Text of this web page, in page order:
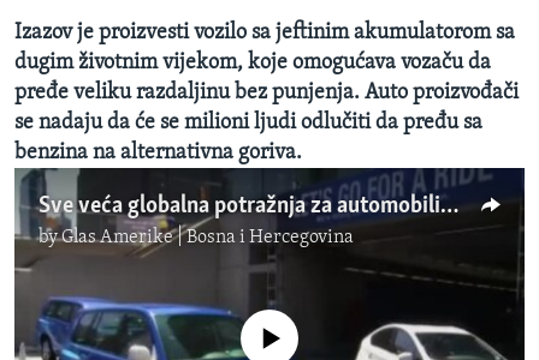
Izazov je proizvesti vozilo sa jeftinim akumulatorom sa
dugim životnim vijekom, koje omogućava vozaču da
pređe veliku razdaljinu bez punjenja. Auto proizvođači
se nadaju da će se milioni ljudi odlučiti da pređu sa
benzina na alternativna goriva.
Sve veća globalna potražnja za automobilima koja ne škode okolini
byGlas Amerike | Bosna i Hercegovina
No media source currently available